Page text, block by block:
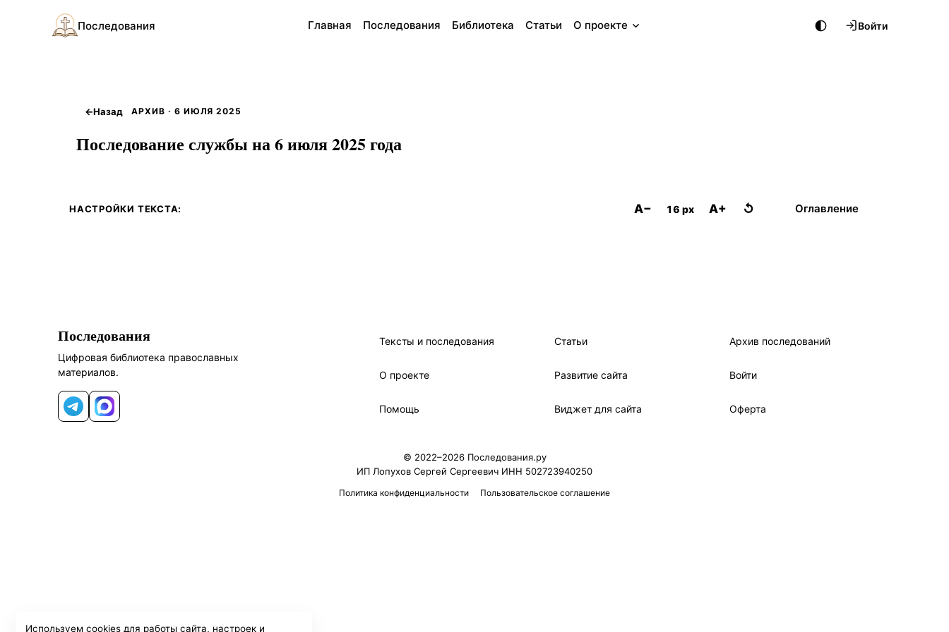
Последования Главная Последования Библиотека Статьи О проекте Войти
←Назад АРХИВ · 6 ИЮЛЯ 2025
Последование службы на 6 июля 2025 года
НАСТРОЙКИ ТЕКСТА: A− 16 px A+ ↺ Оглавление
Последования
Цифровая библиотека православных
материалов.
Telegram
MAX
Тексты и последования Статьи Архив последований
О проекте Развитие сайта Войти
Помощь Виджет для сайта Оферта
© 2022–2026 Последования.ру
ИП Лопухов Сергей Сергеевич ИНН 502723940250
Политика конфиденциальности Пользовательское соглашение
Используем cookies для работы сайта, настроек и